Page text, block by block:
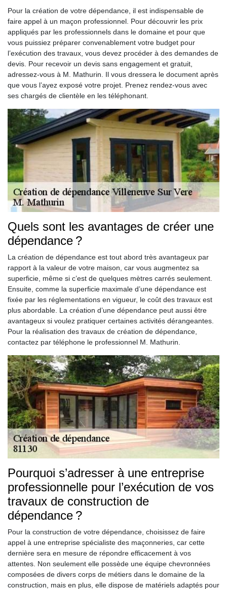
Pour la création de votre dépendance, il est indispensable de
faire appel à un maçon professionnel. Pour découvrir les prix
appliqués par les professionnels dans le domaine et pour que
vous puissiez préparer convenablement votre budget pour
l’exécution des travaux, vous devez procéder à des demandes de
devis. Pour recevoir un devis sans engagement et gratuit,
adressez-vous à M. Mathurin. Il vous dressera le document après
que vous l’ayez exposé votre projet. Prenez rendez-vous avec
ses chargés de clientèle en les téléphonant.
Quels sont les avantages de créer une
dépendance ?
La création de dépendance est tout abord très avantageux par
rapport à la valeur de votre maison, car vous augmentez sa
superficie, même si c’est de quelques mètres carrés seulement.
Ensuite, comme la superficie maximale d’une dépendance est
fixée par les réglementations en vigueur, le coût des travaux est
plus abordable. La création d’une dépendance peut aussi être
avantageux si voulez pratiquer certaines activités dérangeantes.
Pour la réalisation des travaux de création de dépendance,
contactez par téléphone le professionnel M. Mathurin.
Pourquoi s’adresser à une entreprise
professionnelle pour l’exécution de vos
travaux de construction de
dépendance ?
Pour la construction de votre dépendance, choisissez de faire
appel à une entreprise spécialiste des maçonneries, car cette
dernière sera en mesure de répondre efficacement à vos
attentes. Non seulement elle possède une équipe chevronnées
composées de divers corps de métiers dans le domaine de la
construction, mais en plus, elle dispose de matériels adaptés pour